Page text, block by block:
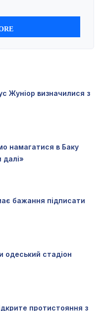
Жуніор визначилися з
намагатися в Баку
далі»
бажання підписати
одеський стадіон
протистояння з